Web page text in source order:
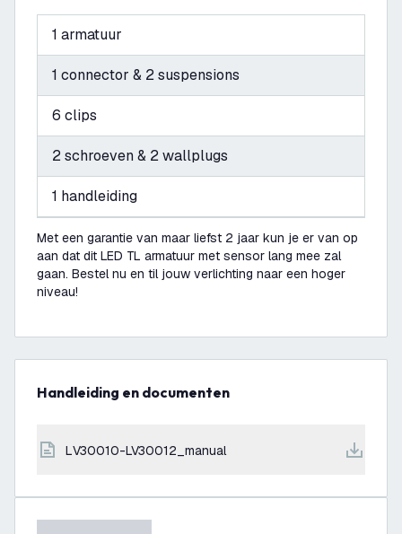
1 armatuur
1 connector & 2 suspensions
6 clips
2 schroeven & 2 wallplugs
1 handleiding
Met een garantie van maar liefst 2 jaar kun je er van op
aan dat dit LED TL armatuur met sensor lang mee zal
gaan. Bestel nu en til jouw verlichting naar een hoger
niveau!
Handleiding en documenten
LV30010-LV30012_manual